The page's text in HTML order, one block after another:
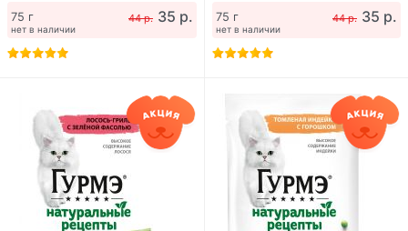
нет в наличии
75 г 44 р. 35 р.
нет в наличии
75 г 44 р. 35 р.